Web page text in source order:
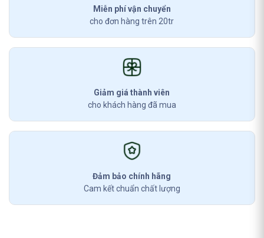
Miễn phí vận chuyển
cho đơn hàng trên 20tr
Giảm giá thành viên
cho khách hàng đã mua
Đảm bảo chính hãng
Cam kết chuẩn chất lượng